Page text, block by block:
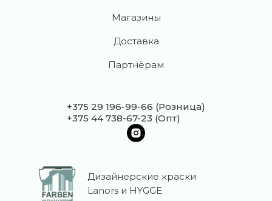
Магазины
Доставка
Партнёрам
+375 29 196-99-66 (Розница)
+375 44 738-67-23 (Опт)
Дизайнерские краски
Lanors и HYGGE